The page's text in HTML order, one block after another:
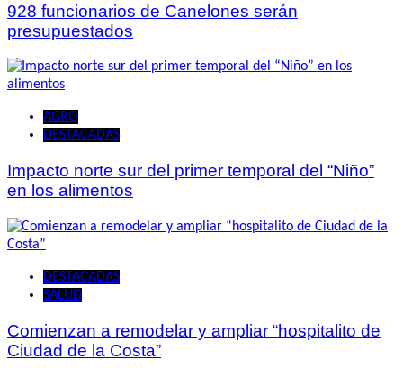
928 funcionarios de Canelones serán
presupuestados
AGRO
DESTACADAS
Impacto norte sur del primer temporal del “Niño”
en los alimentos
DESTACADAS
SALUD
Comienzan a remodelar y ampliar “hospitalito de
Ciudad de la Costa”